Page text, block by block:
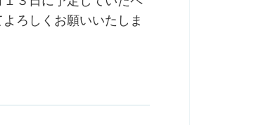
ろしくお願いいたしま